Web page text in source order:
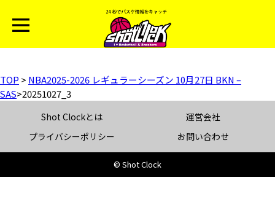
TOP > NBA2025-2026 レギュラーシーズン 10月27日 BKN –
SAS>20251027_3
Shot Clockとは
運営会社
プライバシーポリシー
お問い合わせ
© Shot Clock